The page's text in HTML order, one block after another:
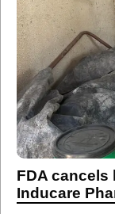
FDA
Inducare